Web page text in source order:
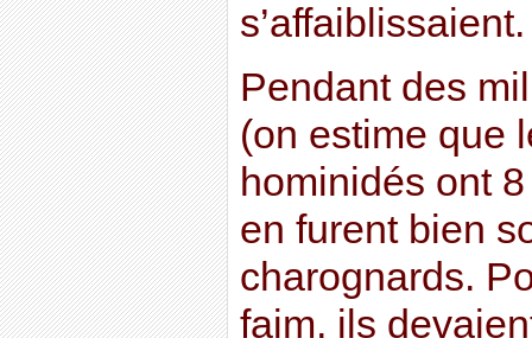
s’affaiblissaient.
Pendant des
(on estime que
hominidés ont
en furent bien
charognards.
faim, ils